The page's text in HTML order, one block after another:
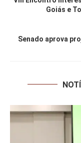
Goiás e
Senado aprova